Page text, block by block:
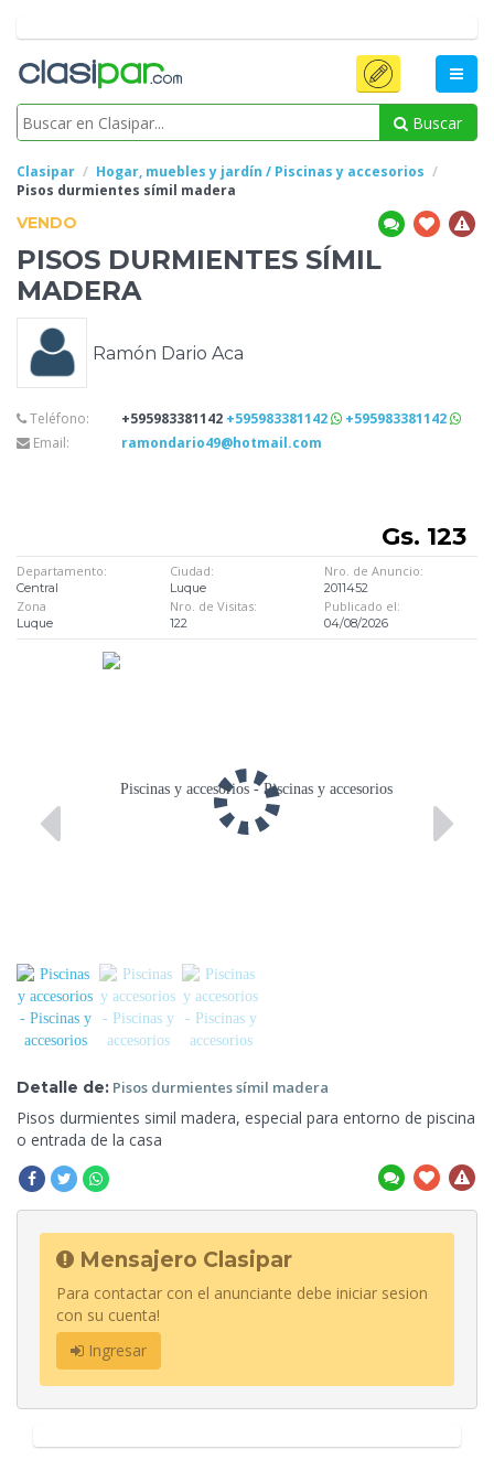
Buscar
Clasipar
Hogar, muebles y jardín / Piscinas y accesorios
Pisos durmientes símil madera
VENDO
PISOS DURMIENTES SÍMIL
MADERA
Ramón Dario Aca
Teléfono: +595983381142 +595983381142
+595983381142
Email:
ramondario49@hotmail.com
Gs. 123
Departamento:
Central
Ciudad:
Luque
Nro. de Anuncio:
2011452
Zona
Luque
Nro. de Visitas:
122
Publicado el:
04/08/2026
Detalle de: Pisos durmientes símil madera
Pisos durmientes simil madera, especial para entorno de piscina
o entrada de la casa
Mensajero Clasipar
Para contactar con el anunciante debe iniciar sesion
con su cuenta!
Ingresar